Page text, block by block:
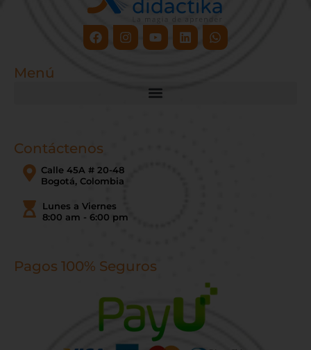
FacebookInstagram
YoutubeLinkedinWhatsapp
Menú
Contáctenos
Calle 45A # 20-48
Bogotá, Colombia
Lunes a Viernes
8:00 am - 6:00 pm
Pagos 100% Seguros